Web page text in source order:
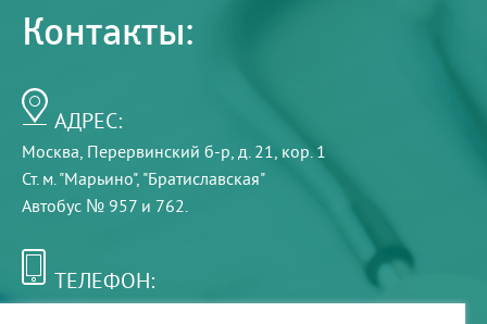
Контакты:
АДРЕС:
Москва, Перервинский б-р, д. 21, кор. 1
Ст. м. "Марьино", "Братиславская"
Автобус № 957 и 762.
ТЕЛЕФОН: